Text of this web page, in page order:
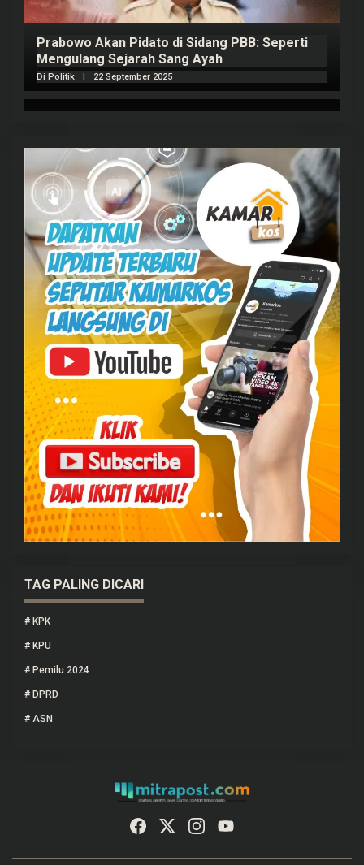
Prabowo Akan Pidato di Sidang PBB: Seperti
Mengulang Sejarah Sang Ayah
Di Politik 22 September 2025
TAG PALING DICARI
# KPK
# KPU
# Pemilu 2024
# DPRD
# ASN